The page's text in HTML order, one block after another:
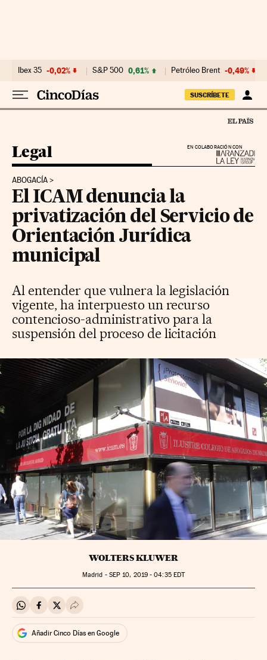
Ibex 35 -0,02% S&P 500 0,61% Petróleo Brent -0,49%
SUSCRÍBETE
EN COLABORACIÓN CON
Legal
ABOGACÍA
El ICAM denuncia la
privatización del Servicio de
Orientación Jurídica
municipal
Al entender que vulnera la legislación
vigente, ha interpuesto un recurso
contencioso-administrativo para la
suspensión del proceso de licitación
WOLTERS KLUWER
Madrid - SEP 10, 2019 - 04:35EDT
Compartir en Whatsapp
Compartir en Facebook
Compartir en Twitter
Desplegar Redes Sociales
Añadir Cinco Días en Google